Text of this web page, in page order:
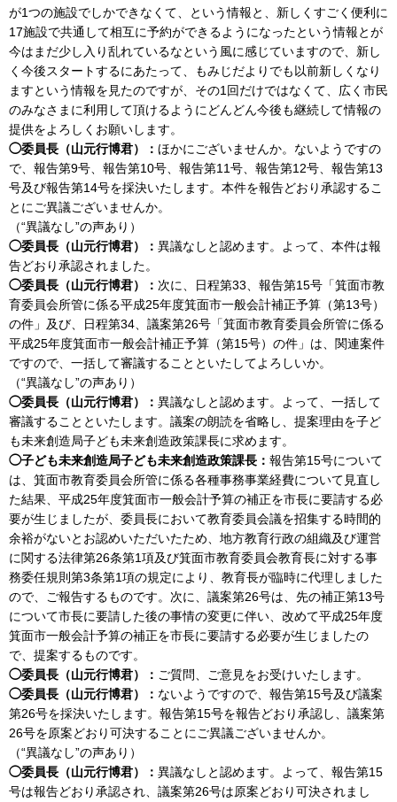
が1つの施設でしかできなくて、という情報と、新しくすごく便利に
17施設で共通して相互に予約ができるようになったという情報とが
今はまだ少し入り乱れているなという風に感じていますので、新し
く今後スタートするにあたって、もみじだよりでも以前新しくなり
ますという情報を見たのですが、その1回だけではなくて、広く市民
のみなさまに利用して頂けるようにどんどん今後も継続して情報の
提供をよろしくお願いします。
◯委員長（山元行博君）： ほかにございませんか。ないようですの
で、報告第9号、報告第10号、報告第11号、報告第12号、報告第13
号及び報告第14号を採決いたします。本件を報告どおり承認するこ
とにご異議ございませんか。
（“異議なし”の声あり）
◯委員長（山元行博君）： 異議なしと認めます。よって、本件は報
告どおり承認されました。
◯委員長（山元行博君）： 次に、日程第33、報告第15号「箕面市教
育委員会所管に係る平成25年度箕面市一般会計補正予算（第13号）
の件」及び、日程第34、議案第26号「箕面市教育委員会所管に係る
平成25年度箕面市一般会計補正予算（第15号）の件」は、関連案件
ですので、一括して審議することといたしてよろしいか。
（“異議なし”の声あり）
◯委員長（山元行博君）： 異議なしと認めます。よって、一括して
審議することといたします。議案の朗読を省略し、提案理由を子ど
も未来創造局子ども未来創造政策課長に求めます。
◯子ども未来創造局子ども未来創造政策課長： 報告第15号について
は、箕面市教育委員会所管に係る各種事務事業経費について見直し
た結果、平成25年度箕面市一般会計予算の補正を市長に要請する必
要が生じましたが、委員長において教育委員会議を招集する時間的
余裕がないとお認めいただいたため、地方教育行政の組織及び運営
に関する法律第26条第1項及び箕面市教育委員会教育長に対する事
務委任規則第3条第1項の規定により、教育長が臨時に代理しました
ので、ご報告するものです。次に、議案第26号は、先の補正第13号
について市長に要請した後の事情の変更に伴い、改めて平成25年度
箕面市一般会計予算の補正を市長に要請する必要が生じましたの
で、提案するものです。
◯委員長（山元行博君）： ご質問、ご意見をお受けいたします。
◯委員長（山元行博君）： ないようですので、報告第15号及び議案
第26号を採決いたします。報告第15号を報告どおり承認し、議案第
26号を原案どおり可決することにご異議ございませんか。
（“異議なし”の声あり）
◯委員長（山元行博君）： 異議なしと認めます。よって、報告第15
号は報告どおり承認され、議案第26号は原案どおり可決されまし